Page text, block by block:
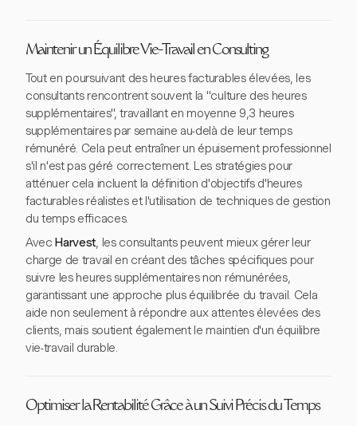
Maintenir un Équilibre Vie-Travail en Consulting
Tout en poursuivant des heures facturables élevées, les
consultants rencontrent souvent la "culture des heures
supplémentaires", travaillant en moyenne 9,3 heures
supplémentaires par semaine au-delà de leur temps
rémunéré. Cela peut entraîner un épuisement professionnel
s'il n'est pas géré correctement. Les stratégies pour
atténuer cela incluent la définition d'objectifs d'heures
facturables réalistes et l'utilisation de techniques de gestion
du temps efficaces.
AvecHarvest, les consultants peuvent mieux gérer leur
charge de travail en créant des tâches spécifiques pour
suivre les heures supplémentaires non rémunérées,
garantissant une approche plus équilibrée du travail. Cela
aide non seulement à répondre aux attentes élevées des
clients, mais soutient également le maintien d'un équilibre
vie-travail durable.
Optimiser la Rentabilité Grâce à un Suivi Précis du Temps